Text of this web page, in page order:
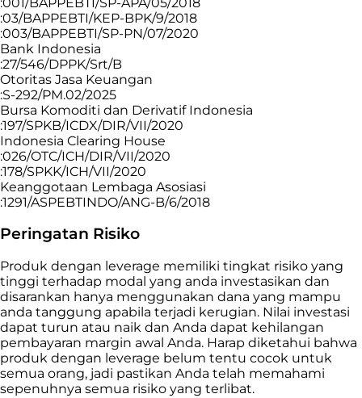
:03/BAPPEBTI/KEP-BPK/9/2018
:003/BAPPEBTI/SP-PN/07/2020
Bank Indonesia
:27/546/DPPK/Srt/B
Otoritas Jasa Keuangan
:S-292/PM.02/2025
Bursa Komoditi dan Derivatif Indonesia
:197/SPKB/ICDX/DIR/VII/2020
Indonesia Clearing House
:026/OTC/ICH/DIR/VII/2020
:178/SPKK/ICH/VII/2020
Keanggotaan Lembaga Asosiasi
:1291/ASPEBTINDO/ANG-B/6/2018
Peringatan Risiko
Produk dengan leverage memiliki tingkat risiko yang
tinggi terhadap modal yang anda investasikan dan
disarankan hanya menggunakan dana yang mampu
anda tanggung apabila terjadi kerugian. Nilai investasi
dapat turun atau naik dan Anda dapat kehilangan
pembayaran margin awal Anda. Harap diketahui bahwa
produk dengan leverage belum tentu cocok untuk
semua orang, jadi pastikan Anda telah memahami
sepenuhnya semua risiko yang terlibat.